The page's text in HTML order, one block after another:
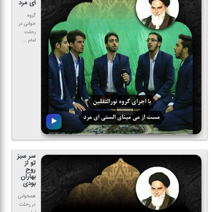
ای مرد
گروه
خوانی در
رحلت
امام ...
سر سبز
تو از
روح
بهاران
بودی
همخوانی
در رحلت